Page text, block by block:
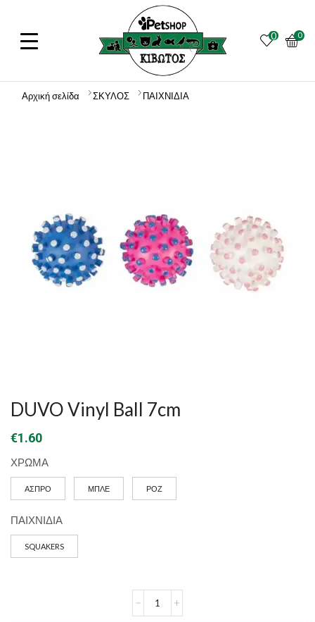
0 0
Αρχική σελίδα ΣΚΥΛΟΣ ΠΑΙΧΝΙΔΙΑ
DUVO Vinyl Ball 7cm
€1.60
ΧΡΩΜΑ
ΑΣΠΡΟ ΜΠΛΕ ΡΟΖ
ΠΑΙΧΝΙΔΙΑ
SQUAKERS